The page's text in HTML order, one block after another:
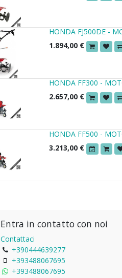
HONDA FJ500DE -
1.894,00 €
HONDA FF300 -
2.657,00 €
HONDA FF500 -
3.213,00 €
Entra in contatto con noi
Contattaci
+390444639277
+393488067695
+393488067695